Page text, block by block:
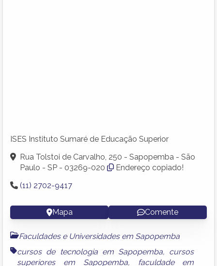
ISES Instituto Sumaré de Educação Superior
Rua Tolstoi de Carvalho, 250 - Sapopemba - São
Paulo - SP - 03269-020
Endereço copiado!
(11) 2702-9417
Mapa Comente
Faculdades e Universidades em Sapopemba
cursos de tecnologia em Sapopemba, cursos
superiores em Sapopemba,
faculdade em